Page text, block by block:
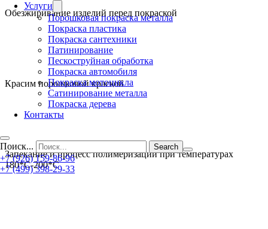
Услуги
Порошковая покраска металла
Покраска пластика
Покраска сантехники
Патинирование
Пескоструйная обработка
Покраска автомобиля
Покраска мотоцикла
Сатинирование металла
Покраска дерева
Контакты
Поиск...
+7 (926) 159-86-96
+7 (499) 398-29-33
Обезжиривание изделий перед покраской
Красим порошковой краской
Запекание и процесс полимеризации при температурах
180*С-200*С